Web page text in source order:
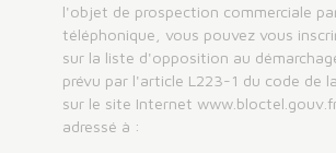
l'objet de prospection commerciale
téléphonique, vous pouvez vous
sur la liste d'opposition au
prévu par l'article L223-1 du code de
sur le site Internet
adressé à :